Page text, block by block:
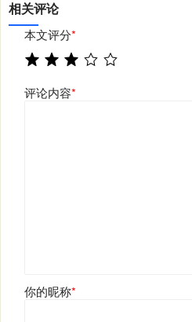
相关评论
本文评分*
评论内容*
你的昵称*